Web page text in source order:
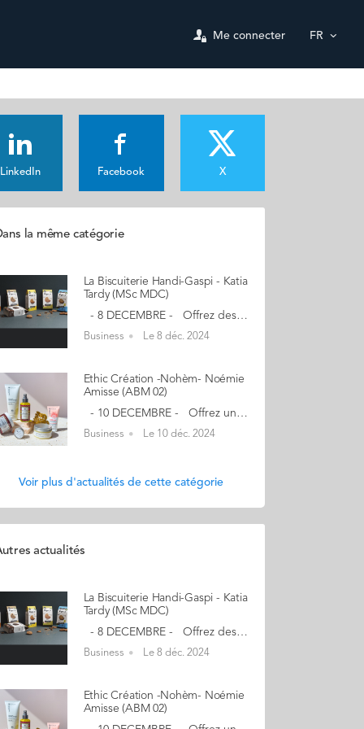
Me connecter FR
LinkedIn Facebook X
la même catégorie
La Biscuiterie Handi-Gaspi - Katia
Tardy (MSc MDC)
- 8 DECEMBRE - Offrez des Kignon, le petit biscuit ki a tout bon ! - Anti-gaspi, inclusif, délicieux - 15% de remise sur nos coffrets avec le code : KIGNONXAUDENCIA 6 délicieuses recettes sucrées : Chocolat-Noisette, Tout-Chocolat, Chocolat-Coco, Chocolat-Orange, Citron-Amande, Sarrasin 3 délicieuses recettes salées : Fromagère (au comté), Provençale, Italienne. "La Biscuiterie Handi-Gaspi a été créée 2021 par une équipe 100% féminine et engagée : Alix, Louise et Katia, 3 ingénieures agro-alimentaires bien décidées à faire trouver une solution à double constat : environnemental et social. Leur défi ? Casser les codes de l'industrie agroalimentaire en créant le biscuit le plus engagé du marché sous la marque Kignon. Des biscuits fabriqués à partir des invendus de pain bio des boulangeries et concoctés avec amour par des personnes en situation de handicap. Au cours de l'aventure, elles ont ouvert un atelier à l'ESAT (Etablissement et service d'aide par le travail) de Savenay dans lequel elles revalorisent 500 pains par jour et où elles ont formé 30 personnes en situation de handicap à l'activité de Biscuitier." Mon aventure a débuté… avec mes 2 associées Louise et Alix et est née d’un double constat : l’ampleur du gaspillage alimentaire et le manque d’activité des personnes handicapées. Face à ces constats nous avons décidé d’agir et de croquer les codes de l’industrie agro pour les rendre + solidaires et + circulaires. Notre trio féminin et engagé a ainsi donné vie à la BISCUITERIE HANDI-GASPI ! En savoir plus : kignon.fr Contact : katia@handigaspi.fr (Re)Découvrez votre CALENDRIER DE L'AVENT ici
Business Le 8 déc. 2024
Ethic Création -Nohèm- Noémie
Amisse (ABM 02)
- 10 DECEMBRE - Offrez un rituel beauté au naturel - Bio, éthique, engagé - 20% de remise sur les cosmétiques Nohèm Efficacité et sensorialité Portée par une démarche globale d’éco-conception, la marque est soucieuse du respect de l’environnement en proposant des cosmétiques et du maquillage aux formules saines qui respectent la peau et la planète. La gamme de cosmétiques certifiée bio Nohèm sélectionne des ingrédients naturels (99% à 100% du total des ingrédients), biologiques (10% à 74% du total des ingrédients) et issus du commerce équitable. Les produits sont fabriqués en France et certifiés bio selon les référentiels Cosmos et Ecocert. "Nohèm c’est une marque française, bio, éthique et engagée, soucieuse du bien-être de chaque femme et respectueuse de la peau et de la planète depuis 15 ans ! Je collabore avec des coopératives locales pour récolter les ingrédients de manière durable et respectueuse des communautés. Mon objectif est d’offrir des produits qui célèbrent les beautés du monde, tout en respectant la nature et ceux qui la cultivent." Mon aventure a débuté… à 28 ans, lors de la naissance de ma fille. J'ai eu un déclic en ce qui concerne les cosmétiques. Je voulais des produits naturels, biologiques, et doux pour la peau, que ce soit pour ma fille ou pour moi. Pourtant, à cette époque, je ne trouvais pas ce genre de produits sur le marché. C’est là que j’ai décidé de me lancer et de créer ma propre marque à 29 ans. Cette aventure m’a permis de concilier mon parcours professionnel et mes convictions profondes. Mes premières inspirations sont venues lors de mes voyages, notamment en Afrique. L’une des rencontres qui m’a le plus marquée s’est déroulée au Burkina Faso, où j’ai eu la chance de passer du temps avec des femmes qui fabriquaient des savons à base de beurre de karité. Elles m’ont transmis leur savoir-faire et leurs secrets de beauté, qui se sont révélés être une véritable source d’inspiration. Ce moment m’a donné envie de continuer à explorer les rituels de beauté à travers le monde et de créer des produits cosmétiques qui puisent dans cette diversité pour toutes les femmes. En savoir plus : nohem.com Contact : a.rohel@ethic-creation.com (Re)Découvrez votre CALENDRIER DE L'AVENT ici
Business Le 10 déc. 2024
Voir plus d'actualités de cette catégorie
actualités
La Biscuiterie Handi-Gaspi - Katia
Tardy (MSc MDC)
- 8 DECEMBRE - Offrez des Kignon, le petit biscuit ki a tout bon ! - Anti-gaspi, inclusif, délicieux - 15% de remise sur nos coffrets avec le code : KIGNONXAUDENCIA 6 délicieuses recettes sucrées : Chocolat-Noisette, Tout-Chocolat, Chocolat-Coco, Chocolat-Orange, Citron-Amande, Sarrasin 3 délicieuses recettes salées : Fromagère (au comté), Provençale, Italienne. "La Biscuiterie Handi-Gaspi a été créée 2021 par une équipe 100% féminine et engagée : Alix, Louise et Katia, 3 ingénieures agro-alimentaires bien décidées à faire trouver une solution à double constat : environnemental et social. Leur défi ? Casser les codes de l'industrie agroalimentaire en créant le biscuit le plus engagé du marché sous la marque Kignon. Des biscuits fabriqués à partir des invendus de pain bio des boulangeries et concoctés avec amour par des personnes en situation de handicap. Au cours de l'aventure, elles ont ouvert un atelier à l'ESAT (Etablissement et service d'aide par le travail) de Savenay dans lequel elles revalorisent 500 pains par jour et où elles ont formé 30 personnes en situation de handicap à l'activité de Biscuitier." Mon aventure a débuté… avec mes 2 associées Louise et Alix et est née d’un double constat : l’ampleur du gaspillage alimentaire et le manque d’activité des personnes handicapées. Face à ces constats nous avons décidé d’agir et de croquer les codes de l’industrie agro pour les rendre + solidaires et + circulaires. Notre trio féminin et engagé a ainsi donné vie à la BISCUITERIE HANDI-GASPI ! En savoir plus : kignon.fr Contact : katia@handigaspi.fr (Re)Découvrez votre CALENDRIER DE L'AVENT ici
Business Le 8 déc. 2024
Ethic Création -Nohèm- Noémie
Amisse (ABM 02)